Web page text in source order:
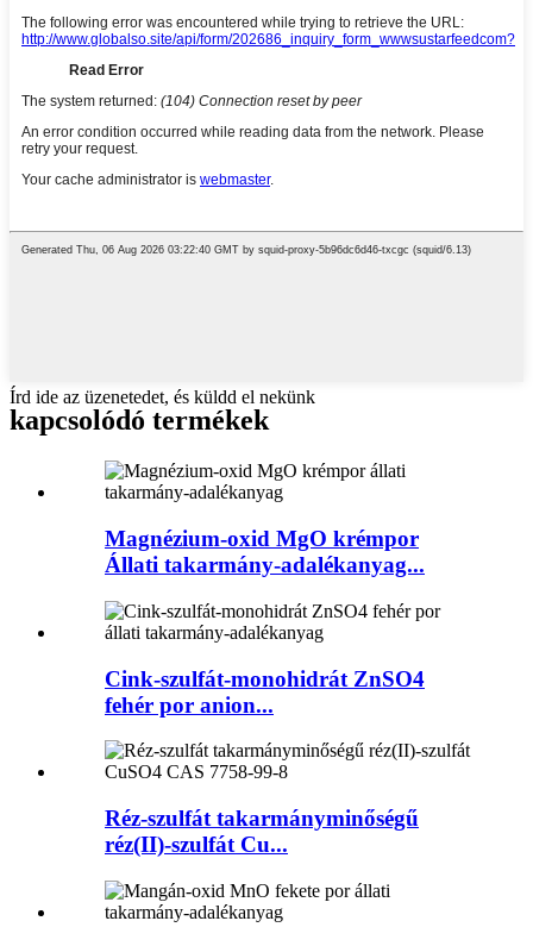
Írd ide az üzenetedet, és küldd el nekünk
kapcsolódó termékek
Magnézium-oxid MgO krémpor
Állati takarmány-adalékanyag...
Cink-szulfát-monohidrát ZnSO4
fehér por anion...
Réz-szulfát takarmányminőségű
réz(II)-szulfát Cu...